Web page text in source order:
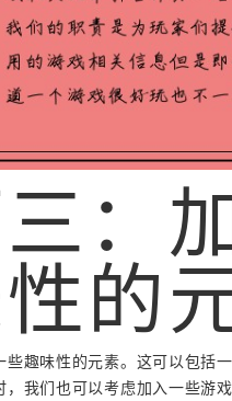
：
的
趣味性的元素。这可以包括一
我们也可以考虑加入一些游戏